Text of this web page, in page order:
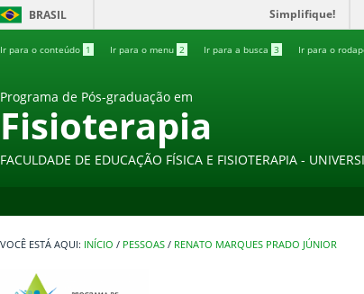
BRASIL Simplifique!
Ir para o conteúdo 1 Ir para o menu 2 Ir para a busca 3 Ir para o
Programa de Pós-graduação em
Fisioterapia
FACULDADE DE EDUCAÇÃO FÍSICA E FISIOTERAPIA -
INÍCIO / PESSOAS / RENATO MARQUES PRADO JÚNIOR